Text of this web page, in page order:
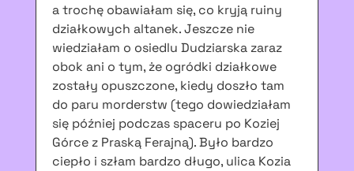
a trochę obawiałam się, co kryją ruiny
działkowych altanek. Jeszcze nie
wiedziałam o osiedlu Dudziarska zaraz
obok ani o tym, że ogródki działkowe
zostały opuszczone, kiedy doszło tam
do paru morderstw (tego dowiedziałam
się później podczas spaceru po Koziej
Górce z Praską Ferajną). Było bardzo
ciepło i szłam bardzo długo, ulica Kozia